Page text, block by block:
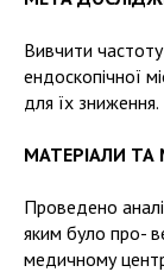
Вивчити
ендоскопічної
для їх зниження.
МАТЕРІАЛИ
Проведено
яким було про-
медичному